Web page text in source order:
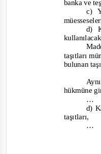
banka ve
c)
d)
taşıtları
bulunan
hükmüne
…
d)
taşıtları,
…